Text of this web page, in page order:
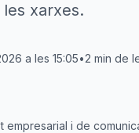
xarxes.
a les 15:05•2 min de
i de